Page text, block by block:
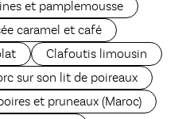
et pamplemousse
caramel et café
Clafoutis limousin
sur son lit de poireaux
et pruneaux (Maroc)